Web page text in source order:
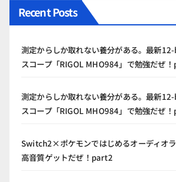
Recent Posts
測定からしか取れない養分がある。最新
スコープ「RIGOL MHO984」で勉強だぜ
測定からしか取れない養分がある。最新
スコープ「RIGOL MHO984」で勉強だぜ
Switch2×ポケモンではじめるオーディオ
高音質ゲットだぜ！part2